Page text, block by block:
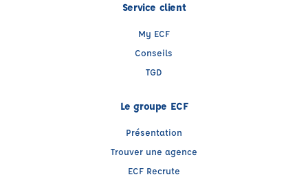
Service client
My ECF
Conseils
TGD
Le groupe ECF
Présentation
Trouver une agence
ECF Recrute